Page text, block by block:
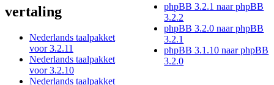
vertaling
Nederlands taalpakket
voor 3.2.11
Nederlands taalpakket
voor 3.2.10
Nederlands taalpakket
phpBB 3.2.1 naar phpBB
3.2.2
phpBB 3.2.0 naar phpBB
3.2.1
phpBB 3.1.10 naar phpBB
3.2.0